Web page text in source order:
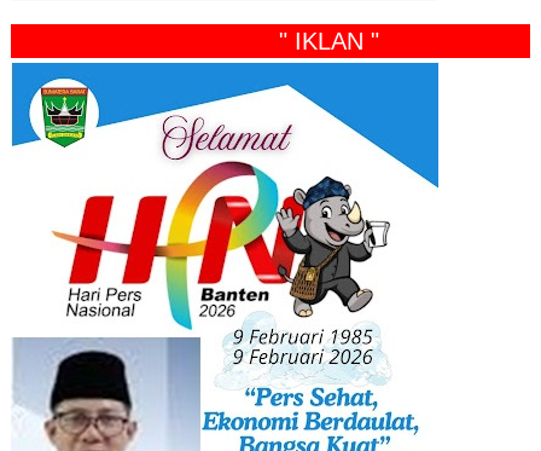
" IKLAN "